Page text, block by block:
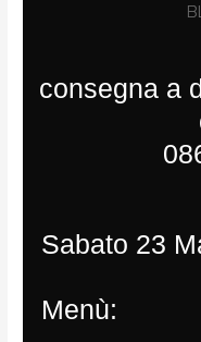
consegna a
Sabato 23
Menù: